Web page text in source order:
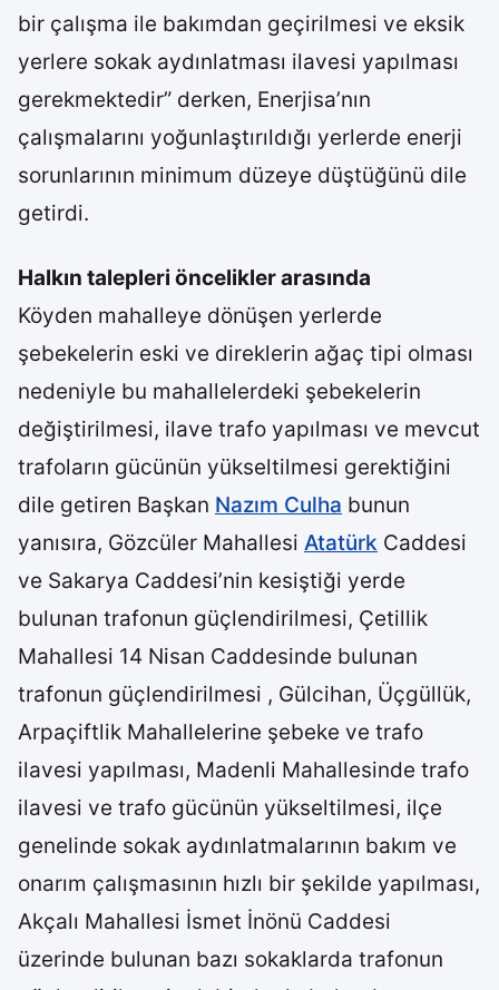
bir çalışma ile bakımdan geçirilmesi ve eksik
yerlere sokak aydınlatması ilavesi yapılması
gerekmektedir” derken, Enerjisa’nın
çalışmalarını yoğunlaştırıldığı yerlerde enerji
sorunlarının minimum düzeye düştüğünü dile
getirdi.
Halkın talepleri öncelikler arasında
Köyden mahalleye dönüşen yerlerde
şebekelerin eski ve direklerin ağaç tipi olması
nedeniyle bu mahallelerdeki şebekelerin
değiştirilmesi, ilave trafo yapılması ve mevcut
trafoların gücünün yükseltilmesi gerektiğini
dile getiren Başkan Nazım Culha bunun
yanısıra, Gözcüler Mahallesi Atatürk Caddesi
ve Sakarya Caddesi’nin kesiştiği yerde
bulunan trafonun güçlendirilmesi, Çetillik
Mahallesi 14 Nisan Caddesinde bulunan
trafonun güçlendirilmesi , Gülcihan, Üçgüllük,
Arpaçiftlik Mahallelerine şebeke ve trafo
ilavesi yapılması, Madenli Mahallesinde trafo
ilavesi ve trafo gücünün yükseltilmesi, ilçe
genelinde sokak aydınlatmalarının bakım ve
onarım çalışmasının hızlı bir şekilde yapılması,
Akçalı Mahallesi İsmet İnönü Caddesi
üzerinde bulunan bazı sokaklarda trafonun